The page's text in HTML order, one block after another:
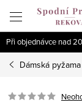
obsah
Při objednávce nad
Dámská pyžama